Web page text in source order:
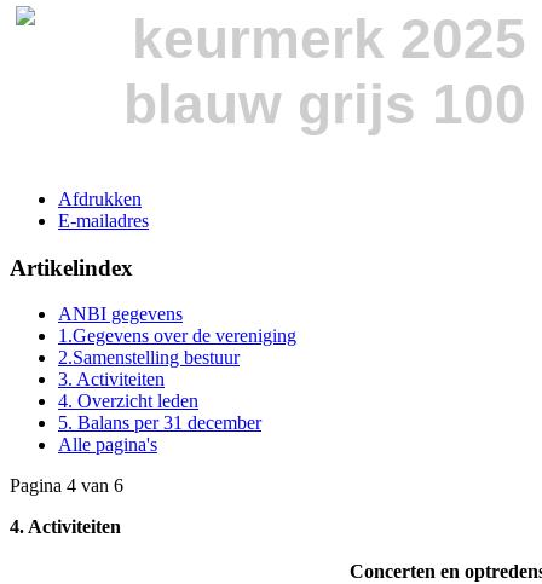
Afdrukken
E-mailadres
Artikelindex
ANBI gegevens
1.Gegevens over de vereniging
2.Samenstelling bestuur
3. Activiteiten
4. Overzicht leden
5. Balans per 31 december
Alle pagina's
Pagina 4 van 6
4. Activiteiten
Concerten en